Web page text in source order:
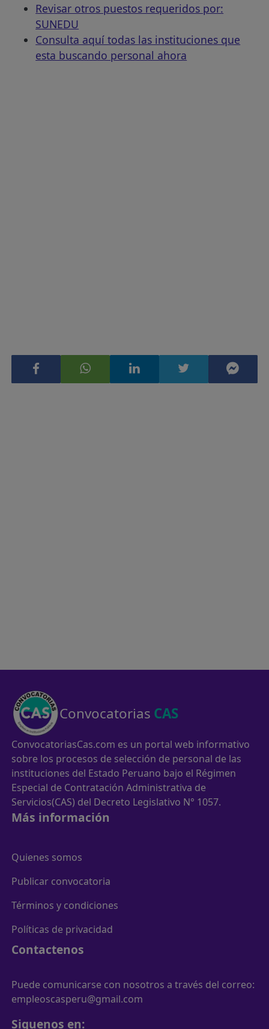
Revisar otros puestos requeridos por:
SUNEDU
Consulta aquí todas las instituciones que
esta buscando personal ahora
Convocatorias CAS
ConvocatoriasCas.com es un portal web informativo
sobre los procesos de selección de personal de las
instituciones del Estado Peruano bajo el Régimen
Especial de Contratación Administrativa de
Servicios(CAS) del Decreto Legislativo N° 1057.
Más información
Quienes somos
Publicar convocatoria
Términos y condiciones
Políticas de privacidad
Contactenos
Puede comunicarse con nosotros a través del correo:
empleoscasperu@gmail.com
Siguenos en: